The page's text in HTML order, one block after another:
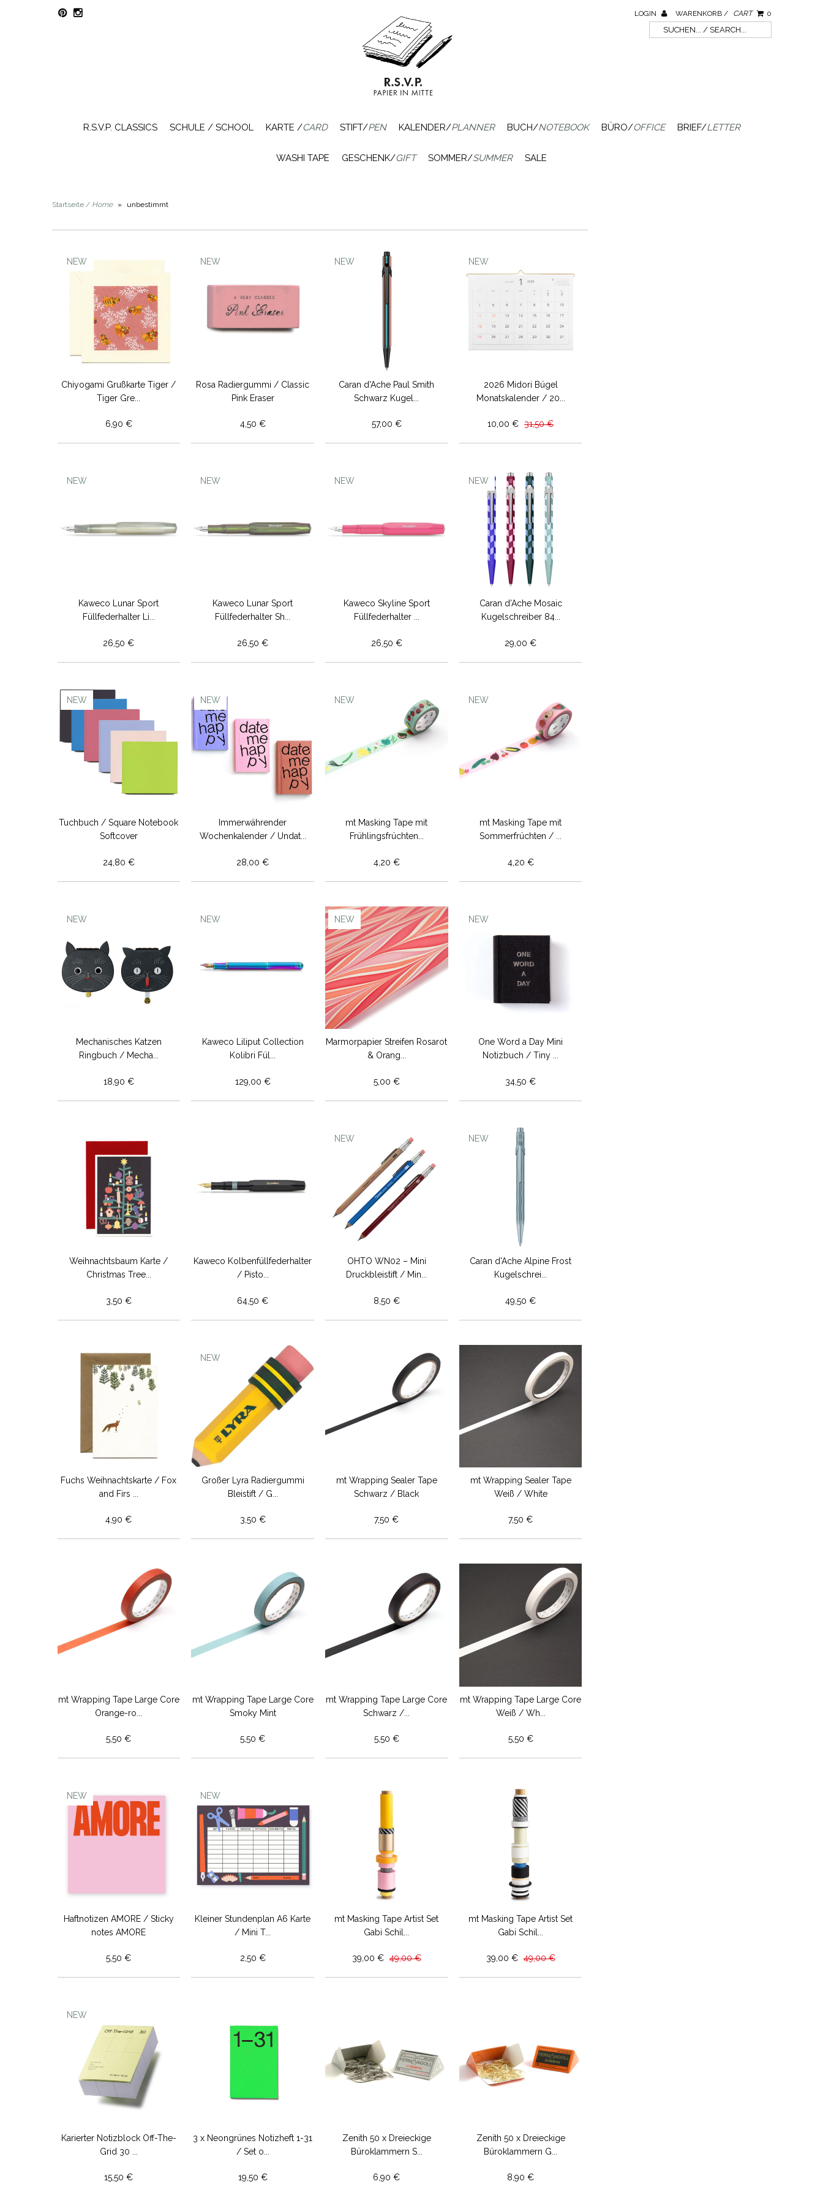
LOGIN WARENKORB / CART 0
R.S.V.P. CLASSICS SCHULE / SCHOOL KARTE /CARD STIFT/PEN KALENDER/PLANNER BUCH/NOTEBOOK BÜRO/OFFICE BRIEF/LETTER
WASHI TAPE GESCHENK/GIFT SOMMER/SUMMER SALE
Startseite / Home » unbestimmt
NEW
Chiyogami Grußkarte Tiger /
Tiger Gre...
6,90 €
NEW
Rosa Radiergummi / Classic
Pink Eraser
4,50 €
NEW
Caran d'Ache Paul Smith
Schwarz Kugel...
57,00 €
NEW
2026 Midori Bügel
Monatskalender / 20...
10,00 € 31,50 €
NEW
Kaweco Lunar Sport
Füllfederhalter Li...
26,50 €
NEW
Kaweco Lunar Sport
Füllfederhalter Sh...
26,50 €
NEW
Kaweco Skyline Sport
Füllfederhalter ...
26,50 €
NEW
Caran d'Ache Mosaic
Kugelschreiber 84...
29,00 €
NEW
Tuchbuch / Square Notebook
Softcover
24,80 €
NEW
Immerwährender
Wochenkalender / Undat...
28,00 €
NEW
mt Masking Tape mit
Frühlingsfrüchten...
4,20 €
NEW
mt Masking Tape mit
Sommerfrüchten / ...
4,20 €
NEW
Mechanisches Katzen
Ringbuch / Mecha...
18,90 €
NEW
Kaweco Liliput Collection
Kolibri Fül...
129,00 €
NEW
Marmorpapier Streifen Rosarot
& Orang...
5,00 €
NEW
One Word a Day Mini
Notizbuch / Tiny ...
34,50 €
Weihnachtsbaum Karte /
Christmas Tree...
3,50 €
Kaweco Kolbenfüllfederhalter
/ Pisto...
64,50 €
NEW
OHTO WN02 – Mini
Druckbleistift / Min...
8,50 €
NEW
Caran d'Ache Alpine Frost
Kugelschrei...
49,50 €
Fuchs Weihnachtskarte / Fox
and Firs ...
4,90 €
NEW
Großer Lyra Radiergummi
Bleistift / G...
3,50 €
mt Wrapping Sealer Tape
Schwarz / Black
7,50 €
mt Wrapping Sealer Tape
Weiß / White
7,50 €
mt Wrapping Tape Large Core
Orange-ro...
5,50 €
mt Wrapping Tape Large Core
Smoky Mint
5,50 €
mt Wrapping Tape Large Core
Schwarz /...
5,50 €
mt Wrapping Tape Large Core
Weiß / Wh...
5,50 €
NEW
Haftnotizen AMORE / Sticky
notes AMORE
5,50 €
NEW
Kleiner Stundenplan A6 Karte
/ Mini T...
2,50 €
mt Masking Tape Artist Set
Gabi Schil...
39,00 € 49,00 €
mt Masking Tape Artist Set
Gabi Schil...
39,00 € 49,00 €
NEW
Karierter Notizblock Off-The-
Grid 30 ...
15,50 €
3 x Neongrünes Notizheft 1-31
/ Set o...
19,50 €
Zenith 50 x Dreieckige
Büroklammern S...
6,90 €
Zenith 50 x Dreieckige
Büroklammern G...
8,90 €